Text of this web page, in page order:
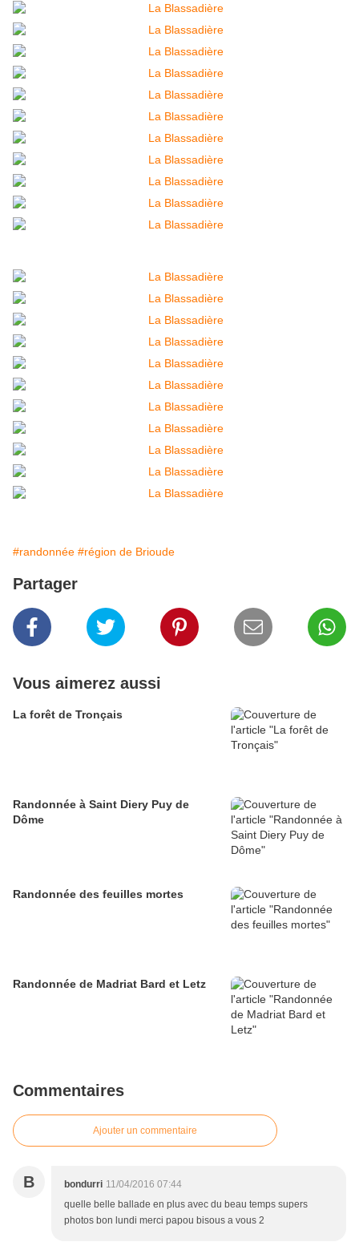
#randonnée #région de Brioude
Partager
Vous aimerez aussi
La forêt de Tronçais
Randonnée à Saint Diery Puy de
Dôme
Randonnée des feuilles mortes
Randonnée de Madriat Bard et Letz
Commentaires
Ajouter un commentaire
B bondurri 11/04/2016 07:44
quelle belle ballade en plus avec du beau temps supers
photos bon lundi merci papou bisous a vous 2